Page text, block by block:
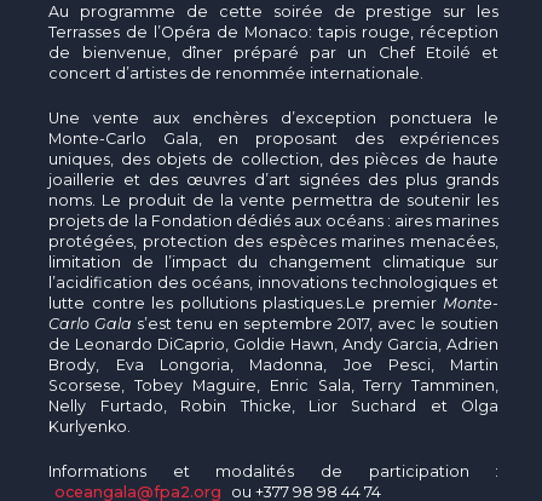
Au programme de cette soirée de prestige sur les
Terrasses de l’Opéra de Monaco: tapis rouge, réception
de bienvenue, dîner préparé par un Chef Etoilé et
concert d’artistes de renommée internationale.
Une vente aux enchères d’exception ponctuera le
Monte-Carlo Gala, en proposant des expériences
uniques, des objets de collection, des pièces de haute
joaillerie et des œuvres d’art signées des plus grands
noms. Le produit de la vente permettra de soutenir les
projets de la Fondation dédiés aux océans : aires marines
protégées, protection des espèces marines menacées,
limitation de l’impact du changement climatique sur
l’acidification des océans, innovations technologiques et
lutte contre les pollutions plastiques.Le premier Monte-
Carlo Gala s’est tenu en septembre 2017, avec le soutien
de Leonardo DiCaprio, Goldie Hawn, Andy Garcia, Adrien
Brody, Eva Longoria, Madonna, Joe Pesci, Martin
Scorsese, Tobey Maguire, Enric Sala, Terry Tamminen,
Nelly Furtado, Robin Thicke, Lior Suchard et Olga
Kurlyenko.
Informations et modalités de participation :
oceangala@fpa2.org
ou +377 98 98 44 74